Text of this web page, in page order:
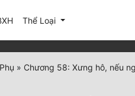
Thể Loại
» Chương 58: Xưng hô, nếu